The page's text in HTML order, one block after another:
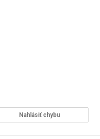
Nahlásiť chybu